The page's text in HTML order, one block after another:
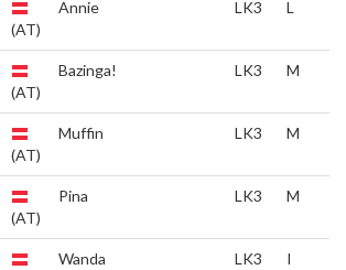
(AT)
Annie LK3 L
(AT)
Bazinga! LK3 M
(AT)
Muffin LK3 M
(AT)
Pina LK3 M
Wanda LK3 I